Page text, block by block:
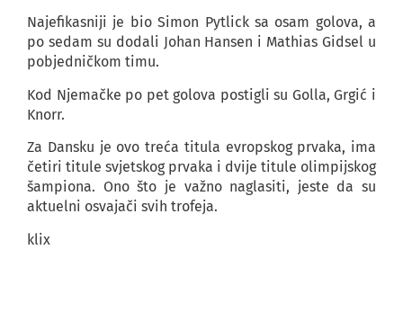
Najefikasniji je bio Simon Pytlick sa osam golova, a
po sedam su dodali Johan Hansen i Mathias Gidsel u
pobjedničkom timu.
Kod Njemačke po pet golova postigli su Golla, Grgić i
Knorr.
Za Dansku je ovo treća titula evropskog prvaka, ima
četiri titule svjetskog prvaka i dvije titule olimpijskog
šampiona. Ono što je važno naglasiti, jeste da su
aktuelni osvajači svih trofeja.
klix